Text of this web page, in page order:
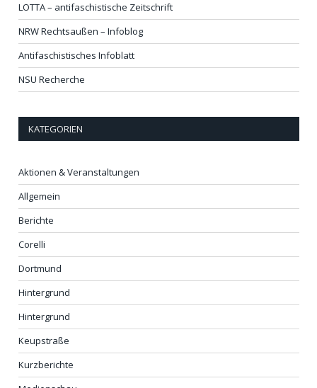
LOTTA – antifaschistische Zeitschrift
NRW Rechtsaußen – Infoblog
Antifaschistisches Infoblatt
NSU Recherche
KATEGORIEN
Aktionen & Veranstaltungen
Allgemein
Berichte
Corelli
Dortmund
Hintergrund
Hintergrund
Keupstraße
Kurzberichte